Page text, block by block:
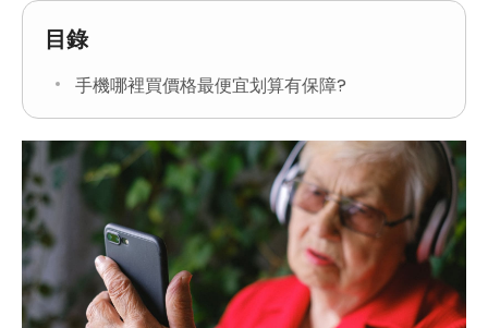
目錄
手機哪裡買價格最便宜划算有保障?